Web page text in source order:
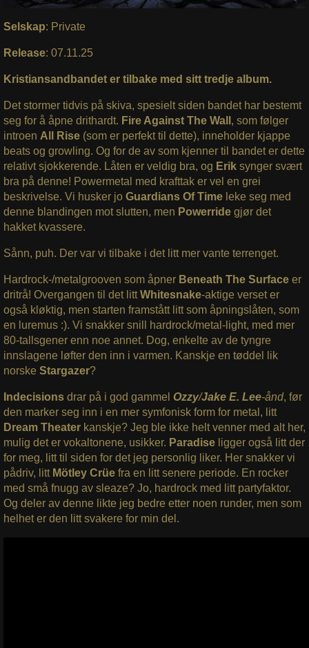
Selskap: Private
Release: 07.11.25
Kristiansandbandet er tilbake med sitt tredje album.
Det stormer tidvis på skiva, spesielt siden bandet har bestemt
seg for å åpne drithardt. Fire Against The Wall , som følger
introen All Rise (som er perfekt til dette), inneholder kjappe
beats og growling. Og for de av som kjenner til bandet er dette
relativt sjokkerende. Låten er veldig bra, og Erik synger svært
bra på denne! Powermetal med krafttak er vel en grei
beskrivelse. Vi husker joGuardians Of Time leke seg med
denne blandingen mot slutten, men Powerride gjør det
hakket kvassere.
Sånn, puh. Der var vi tilbake i det litt mer vante terrenget.
Hardrock-/metalgrooven som åpner Beneath The Surfaceer
dritrå! Overgangen til det littWhitesnake-aktige verset er
også kløktig, men starten framstått litt som åpningslåten, som
en luremus :). Vi snakker snill hardrock/metal-light, med mer
80-tallsgener enn noe annet. Dog, enkelte av de tyngre
innslagene løfter den inn i varmen. Kanskje en tøddel lik
norske Stargazer?
Indecisions drar på i god gammel Ozzy/Jake E. Lee-ånd, før
den marker seg inn i en mer symfonisk form for metal, litt
Dream Theaterkanskje? Jeg ble ikke helt venner med alt her,
mulig det er vokaltonene, usikker. Paradise ligger også litt der
for meg, litt til siden for det jeg personlig liker. Her snakker vi
pådriv, litt Mötley Crüefra en litt senere periode. En rocker
med små fnugg av sleaze? Jo, hardrock med litt partyfaktor.
Og deler av denne likte jeg bedre etter noen runder, men som
helhet er den litt svakere for min del.